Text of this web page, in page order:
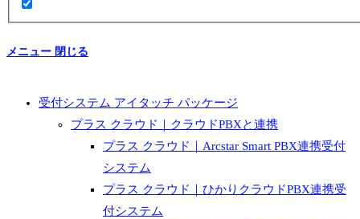
メニュー 閉じる
受付システム アイタッチ パッケージ
プラス クラウド｜クラウドPBXと連携
プラス クラウド｜Arcstar Smart PBX連携受付
システム
プラス クラウド｜ひかりクラウドPBX連携受
付システム